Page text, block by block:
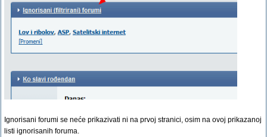
Ignorisani forumi se neće prikazivati ni na prvoj stranici, osim na ovoj prikazanoj
listi ignorisanih foruma.